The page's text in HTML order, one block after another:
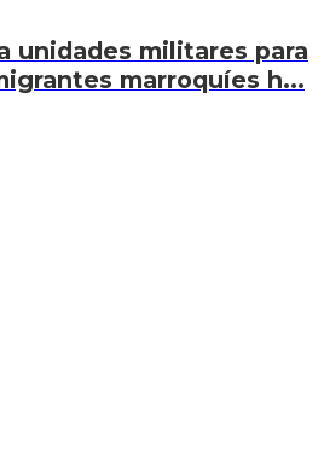
unidades militares para
marroquíes h...